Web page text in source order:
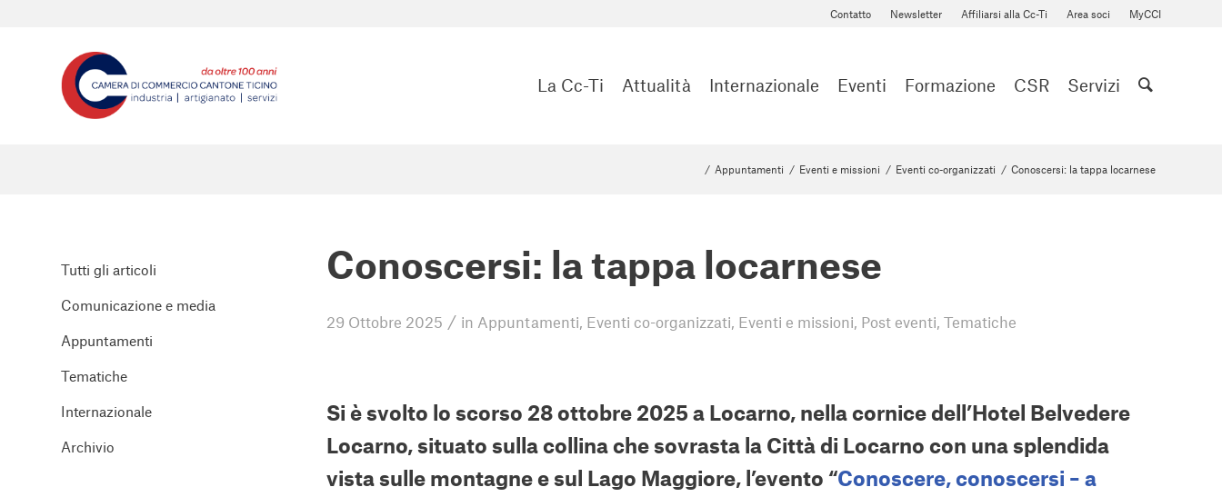
Contatto Newsletter Affiliarsi alla Cc-Ti Area soci MyCCI
La Cc-Ti Attualità Internazionale Eventi Formazione CSR Servizi
/ Appuntamenti / Eventi e missioni / Eventi co-organizzati / Conoscersi: la tappa locarnese
Conoscersi: la tappa locarnese
29 Ottobre 2025 / in Appuntamenti, Eventi co-organizzati, Eventi e missioni, Post eventi, Tematiche
Si è svolto lo scorso 28 ottobre 2025 a Locarno, nella cornice dell’Hotel Belvedere
Locarno, situato sulla collina che sovrasta la Città di Locarno con una splendida
vista sulle montagne e sul Lago Maggiore, l’evento “Conoscere, conoscersi – a
Tutti gli articoli
Comunicazione e media
Appuntamenti
Tematiche
Internazionale
Archivio